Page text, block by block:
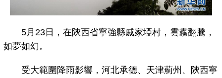
5月23日，在陝西省寧強縣戚家埡村，雲霧翻騰，
如夢如幻。
受大範圍降雨影響，河北承德、天津薊州、陝西寧